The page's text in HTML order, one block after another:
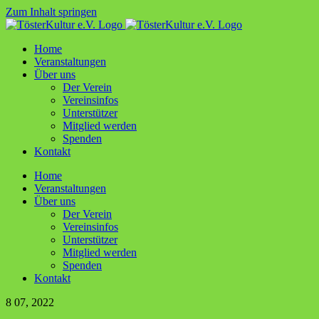
Zum Inhalt springen
Home
Ver­an­stal­tun­gen
Über uns
Der Ver­ein
Ver­ein­sin­fos
Unter­stüt­zer
Mit­glied werden
Spen­den
Kon­takt
Home
Ver­an­stal­tun­gen
Über uns
Der Ver­ein
Ver­ein­sin­fos
Unter­stüt­zer
Mit­glied werden
Spen­den
Kon­takt
8 07, 2022